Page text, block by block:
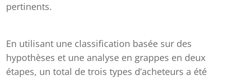
pertinents.
En utilisant une classification basée sur des
hypothèses et une analyse en grappes en deux
étapes, un total de trois types d’acheteurs a été